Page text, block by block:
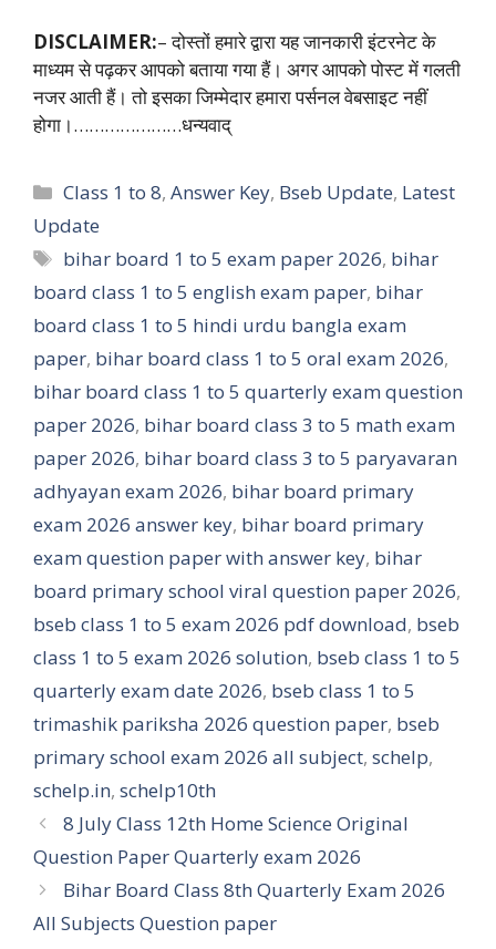
DISCLAIMER:– दोस्तों हमारे द्वारा यह जानकारी इंटरनेट के
माध्यम से पढ़कर आपको बताया गया हैं। अगर आपको पोस्ट में गलती
नजर आती हैं। तो इसका जिम्मेदार हमारा पर्सनल वेबसाइट नहीं
होगा।…………………धन्यवाद्
Categories
Class 1 to 8,Answer Key, Bseb Update, Latest
Update
Tags
bihar board 1 to 5 exam paper 2026, bihar
board class 1 to 5 english exam paper, bihar
board class 1 to 5 hindi urdu bangla exam
paper, bihar board class 1 to 5 oral exam 2026,
bihar board class 1 to 5 quarterly exam question
paper 2026, bihar board class 3 to 5 math exam
paper 2026, bihar board class 3 to 5 paryavaran
adhyayan exam 2026, bihar board primary
exam 2026 answer key, bihar board primary
exam question paper with answer key, bihar
board primary school viral question paper 2026,
bseb class 1 to 5 exam 2026 pdf download, bseb
class 1 to 5 exam 2026 solution, bseb class 1 to 5
quarterly exam date 2026, bseb class 1 to 5
trimashik pariksha 2026 question paper, bseb
primary school exam 2026 all subject, schelp,
schelp.in, schelp10th
8 July Class 12th Home Science Original
Question Paper Quarterly exam 2026
Bihar Board Class 8th Quarterly Exam 2026
All Subjects Question paper